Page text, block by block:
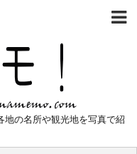
の名所や観光地を写真で紹